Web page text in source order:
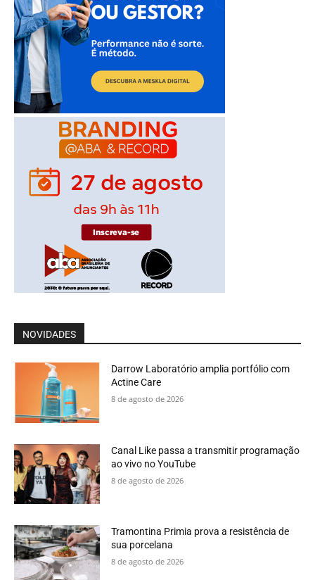
NOVIDADES
Darrow Laboratório amplia portfólio com
Actine Care
8 de agosto de 2026
Canal Like passa a transmitir programação
ao vivo no YouTube
8 de agosto de 2026
Tramontina Primia prova a resistência de
sua porcelana
8 de agosto de 2026